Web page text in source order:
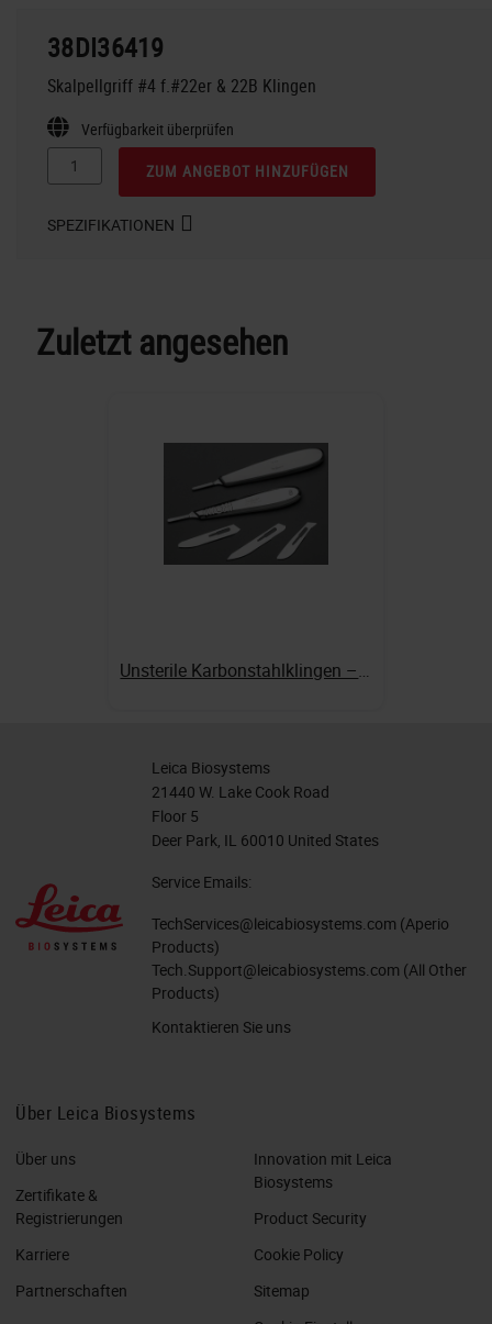
38DI36419
Skalpellgriff #4 f.#22er & 22B Klingen
Verfügbarkeit überprüfen
ZUM ANGEBOT HINZUFÜGEN
SPEZIFIKATIONEN
Zuletzt angesehen
Unsterile Karbonstahlklingen – mit spitzen und abgerundeten Enden
Leica Biosystems
21440 W. Lake Cook Road
Floor 5
Deer Park, IL 60010 United States
Service Emails:
TechServices@leicabiosystems.com (Aperio
Products)
Tech.Support@leicabiosystems.com (All Other
Products)
Kontaktieren Sie uns
Über Leica Biosystems
Über uns
Zertifikate &
Registrierungen
Karriere
Partnerschaften
Innovation mit Leica
Biosystems
Product Security
Cookie Policy
Sitemap